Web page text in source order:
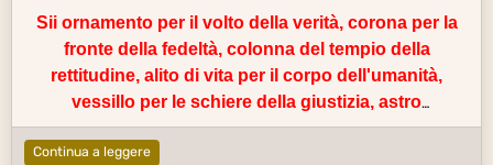
Sii ornamento per il volto della verità, corona per la
fronte della fedeltà, colonna del tempio della
rettitudine, alito di vita per il corpo dell'umanità,
vessillo per le schiere della giustizia, astro
sull'orizzonte della virtù, rugiada per il terreno del
cuore umano, arca sull'oceano del
Continua a leggere